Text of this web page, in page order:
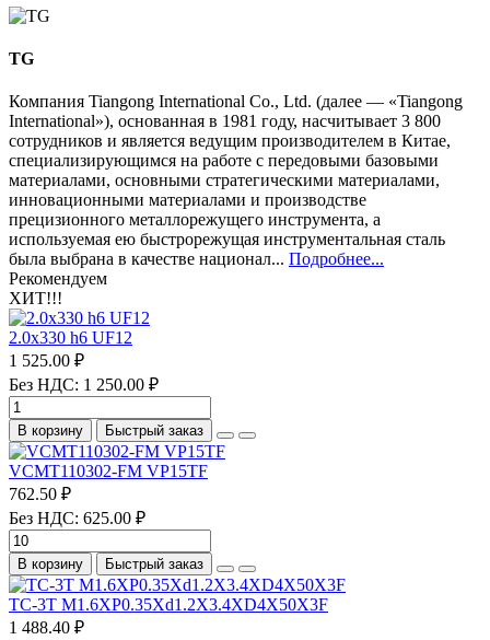
TG
Компания Tiangong International Co., Ltd. (далее — «Tiangong
International»), основанная в 1981 году, насчитывает 3 800
сотрудников и является ведущим производителем в Китае,
специализирующимся на работе с передовыми базовыми
материалами, основными стратегическими материалами,
инновационными материалами и производстве
прецизионного металлорежущего инструмента, а
используемая ею быстрорежущая инструментальная сталь
была выбрана в качестве национал... Подробнее...
Рекомендуем
ХИТ!!!
2.0х330 h6 UF12
1 525.00 ₽
Без НДС: 1 250.00 ₽
В корзину Быстрый заказ
VCMT110302-FM VP15TF
762.50 ₽
Без НДС: 625.00 ₽
В корзину Быстрый заказ
TC-3T M1.6XP0.35Xd1.2X3.4XD4X50X3F
1 488.40 ₽